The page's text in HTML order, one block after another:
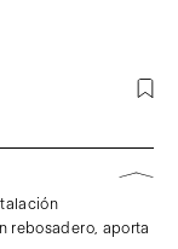
rebosadero, aporta